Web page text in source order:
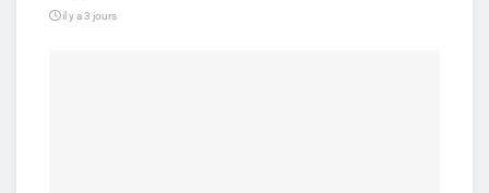
il y a 3 jours